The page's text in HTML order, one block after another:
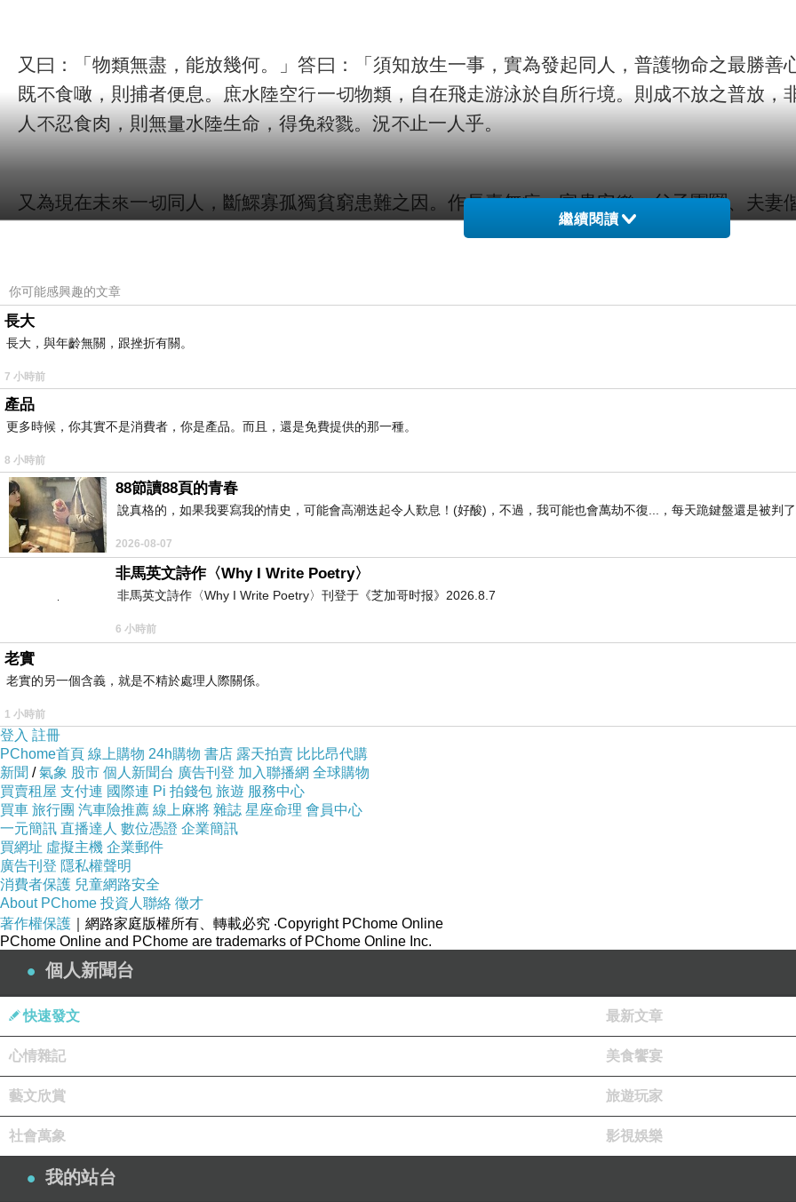
又曰：「物類無盡，能放幾何。」答曰：「須知放生一事，實為發起同人，普護物命之最勝善
既不食噉，則捕者便息。庶水陸空行一切物類，自在飛走游泳於自所行境。則成不放之普放
人不忍食肉，則無量水陸生命，得免殺戮。況不止一人乎。
又為現在未來一切同人，斷鰥寡孤獨貧窮患難之因。作長壽無病、富貴安樂、父子團圝、夫妻
永不遭鰥寡等苦，長享受壽富等樂。非所謂罄域中而蒙福乎，何可漠然置之。子審思之，戒殺
譯文：或者有人說：「鰥寡孤獨，貧窮患難，到處都有，為什麼不施捨救濟呢？只是熱心於
嗎？」
人以過去世的善業，幸得人身。如果人對動物不加以同情憐憫，任意吞食動物，那麼一旦我
換面，我變為畜生，它成了人，就這樣從頭償還，充填他的口腹。
須知刀兵戰爭的大劫難，都是宿世的殺業感招的。若無殺業，縱然身遇賊寇也無危險。那些平
己的生命。戒殺，可免天殺、鬼神殺、盜賊殺、未來怨怨相報殺。
對於鰥寡孤獨、貧窮患難的人，也應當隨分隨力實行周濟，豈有戒殺放生的人，就不做這些
憐，尚未至於死地，動物則如果不行救贖，立刻就會成為拈板上的肉、鼎鍋裡的菜，很快就到
又有人說：「物類無盡，能放多少？」答：「須知放生一事，最可貴的地方，其實就在培養人
放生的心意，油然而生憐憫之心，不忍食肉。既不食肉，捕捉殺害者也就會停止殺業。這樣，
自的世界。這豈不成了不放而普放，把天下全部當作一大放生池了嗎？縱使不能人人如是，
戮，況且不止一個人呢？
再說戒殺放生，還為現在、未來一切同人，斷除鰥寡孤獨、貧窮患難的因，作長壽無病，富
生，正是在提前周濟，讓人們未來生生世世，永不遭遇鰥寡孤獨等苦，長享富貴長壽等樂。這
麼可以漠然置之呢？請大家仔細地想想吧，戒殺放生究竟是積極幫助人，還是只積極幫助動物
繼續閱讀
你可能感興趣的文章
長大
長大，與年齡無關，跟挫折有關。
7 小時前
產品
更多時候，你其實不是消費者，你是產品。而且，還是免費提供的那一種。
8 小時前
88節讀88頁的青春
說真格的，如果我要寫我的情史，可能會高潮迭起令人歎息！(好酸)，不過，我可能也會萬劫不復...，每天跪鍵盤還是被判
2026-08-07
非馬英文詩作〈Why I Write Poetry〉
非馬英文詩作〈Why I Write Poetry〉刊登于《芝加哥时报》2026.8.7
6 小時前
老實
老實的另一個含義，就是不精於處理人際關係。
1 小時前
登入 註冊
PChome首頁 線上購物 24h購物 書店 露天拍賣 比比昂代購
新聞 /氣象 股市 個人新聞台 廣告刊登 加入聯播網 全球購物
買賣租屋 支付連 國際連 Pi 拍錢包 旅遊 服務中心
買車 旅行團 汽車險推薦 線上麻將 雜誌 星座命理 會員中心
一元簡訊 直播達人 數位憑證 企業簡訊
買網址 虛擬主機 企業郵件
廣告刊登 隱私權聲明
消費者保護 兒童網路安全
About PChome 投資人聯絡 徵才
著作權保護 ｜網路家庭版權所有、轉載必究 ‧Copyright PChome Online
PChome Online and PChome are trademarks of PChome Online Inc.
個人新聞台
快速發文 最新文章
心情雜記 美食饗宴
藝文欣賞 旅遊玩家
社會萬象 影視娛樂
我的站台